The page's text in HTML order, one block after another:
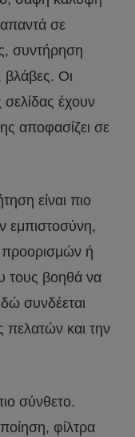
σε
συντήρηση
Οι
σελίδας έχουν
αποφασίζει σε
είναι πιο
εμπιστοσύνη,
προορισμών ή
τους βοηθά να
συνδέεται
πελατών και την
σύνθετο.
φίλτρα